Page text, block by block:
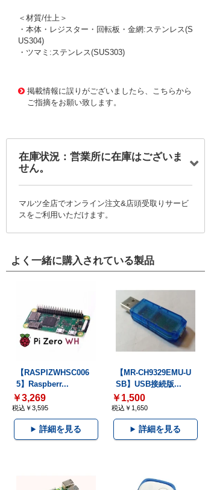
＜材質/仕上＞
・本体・レジスター・回転板・金網:ステンレス(S
US304)
・ツマミ:ステンレス(SUS303)
掲載情報に誤りがございましたら、こちらから
ご指摘をお願い致します。
在庫状況：営業所に在庫はございま
せん。
マルツ全店でオンライン注文&店頭受取りサービ
スをご利用いただけます。
よく一緒に購入されている製品
【RASPIZWHSC006
5】Raspberr...
￥3,269
税込￥3,595
詳細を見る
【MR-CH9329EMU-U
SB】USB接続版...
￥1,500
税込￥1,650
詳細を見る